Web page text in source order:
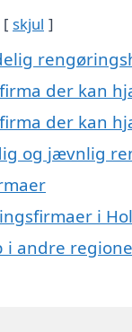
skjul
der kan
der kan
og jævnlig
i
andre